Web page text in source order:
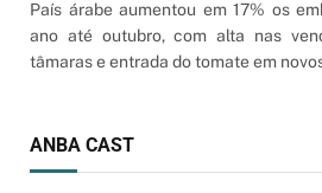
País árabe aumentou em 17% os
ano até outubro, com alta nas
tâmaras e entrada do tomate em
ANBA CAST